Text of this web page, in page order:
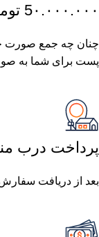
5٠.٠٠٠.٠٠٠ تومان
پست برای شما به
پرداخت درب
بعد از دریافت